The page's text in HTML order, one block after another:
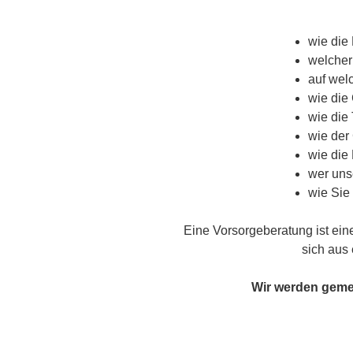
wie die
auf
wie die
wie die
wie der
wie die
wer
wie Sie
Eine Vorsorgeberatung ist
sich aus
Wir werden